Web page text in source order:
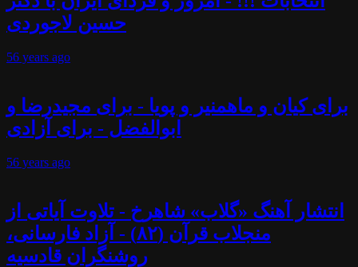
حسین لاجوردی
56 years ago
برای کیان و ماهمنیر و پویا - برای مجیدرضا و
ابوالفضل - برای آزادی
56 years ago
انتشار آهنگ «گلاب» شاهرخ - تلاوت آیاتی از
منجلاب قرآن (۸۲) - آزاد فارسانی،
روشنگران قادسیه